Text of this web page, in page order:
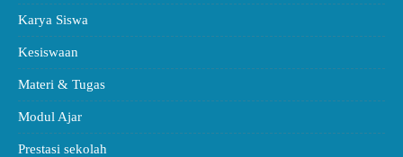
Karya Siswa
Kesiswaan
Materi & Tugas
Modul Ajar
Prestasi sekolah